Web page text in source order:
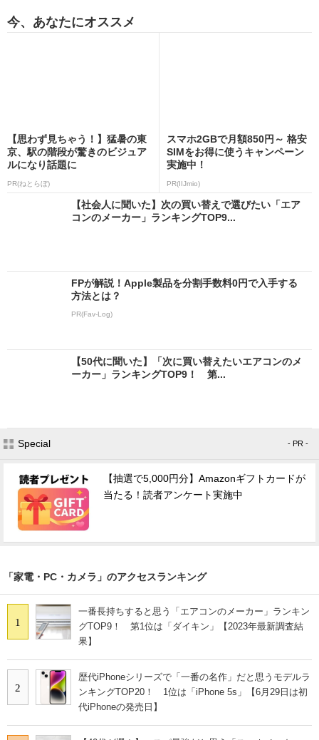
今、あなたにオススメ
【思わず見ちゃう！】猛暑の東
京、駅の階段が驚きのビジュア
ルになり話題に
PR(ねとらぼ)
スマホ2GBで月額850円～ 格安
SIMをお得に使うキャンペーン
実施中！
PR(IIJmio)
【社会人に聞いた】次の買い替えで選びたい「エア
コンのメーカー」ランキングTOP9...
FPが解説！Apple製品を分割手数料0円で入手する
方法とは？
PR(Fav-Log)
【50代に聞いた】「次に買い替えたいエアコンのメ
ーカー」ランキングTOP9！ 第...
Special - PR -
【抽選で5,000円分】Amazonギフトカードが
当たる！読者アンケート実施中
「家電・PC・カメラ」のアクセスランキング
1
一番長持ちすると思う「エアコンのメーカー」ランキン
グTOP9！ 第1位は「ダイキン」【2023年最新調査結
果】
2
歴代iPhoneシリーズで「一番の名作」だと思うモデルラ
ンキングTOP20！ 1位は「iPhone 5s」【6月29日は初
代iPhoneの発売日】